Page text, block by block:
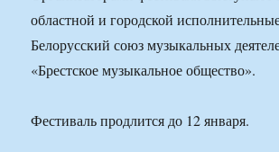
областной и городской
Белорусский союз музыкальных
«Брестское музыкальное общество».
Фестиваль продлится до 12 января.